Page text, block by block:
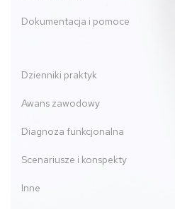
Dokumentacja i pomoce
Dzienniki praktyk
Awans zawodowy
Diagnoza funkcjonalna
Scenariusze i konspekty
Inne